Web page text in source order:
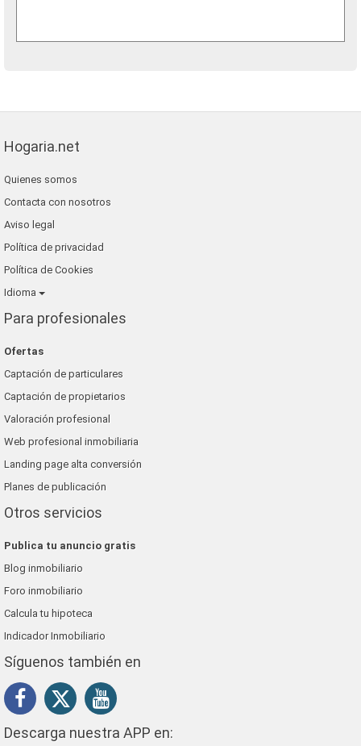
Hogaria.net
Quienes somos
Contacta con nosotros
Aviso legal
Política de privacidad
Política de Cookies
Idioma
Para profesionales
Ofertas
Captación de particulares
Captación de propietarios
Valoración profesional
Web profesional inmobiliaria
Landing page alta conversión
Planes de publicación
Otros servicios
Publica tu anuncio gratis
Blog inmobiliario
Foro inmobiliario
Calcula tu hipoteca
Indicador Inmobiliario
Síguenos también en
Descarga nuestra APP en: